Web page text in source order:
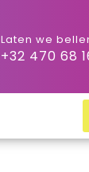
Laten we
+32 470 68